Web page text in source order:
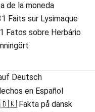
de la moneda
Faits sur Lysimaque
sobre Herbário
Deutsch
en Español
🇩🇰 Fakta på dansk